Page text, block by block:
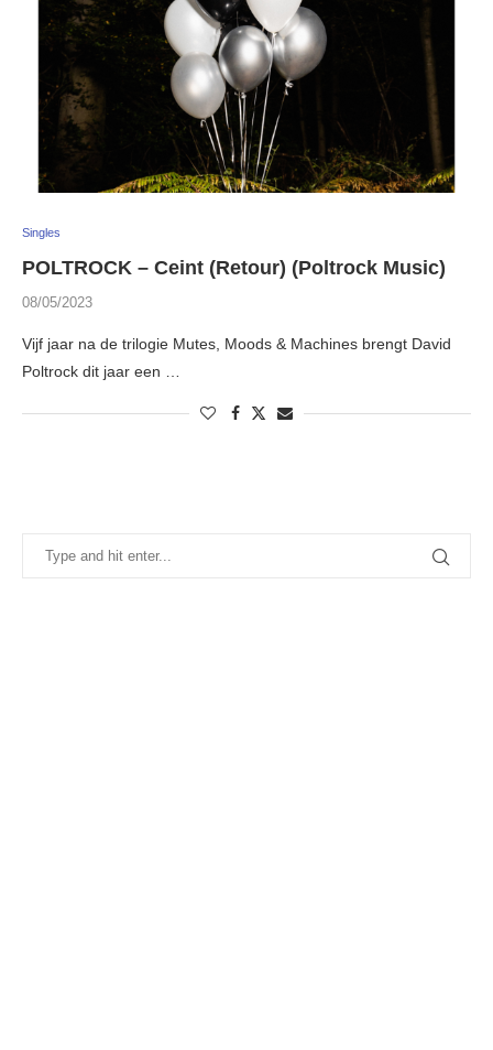
Singles
POLTROCK – Ceint (Retour) (Poltrock Music)
08/05/2023
Vijf jaar na de trilogie Mutes, Moods & Machines brengt David
Poltrock dit jaar een …